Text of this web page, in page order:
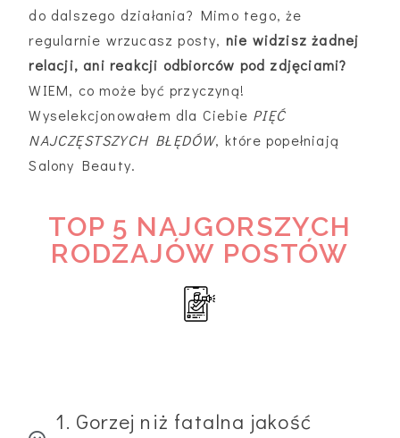
do dalszego działania? Mimo tego, że
regularnie wrzucasz posty, nie widzisz żadnej
relacji, ani reakcji odbiorców pod zdjęciami?
WIEM, co może być przyczyną!
Wyselekcjonowałem dla Ciebie PIĘĆ
NAJCZĘSTSZYCH BŁĘDÓW, które popełniają
Salony Beauty.
TOP 5 NAJGORSZYCH
RODZAJÓW POSTÓW
1. Gorzej niż fatalna jakość